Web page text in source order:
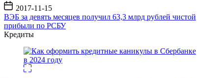
Дата
записи
2017-11-15
ВЭБ за девять месяцев получил 63,3 млрд рублей чистой
прибыли по РСБУ
Кредиты